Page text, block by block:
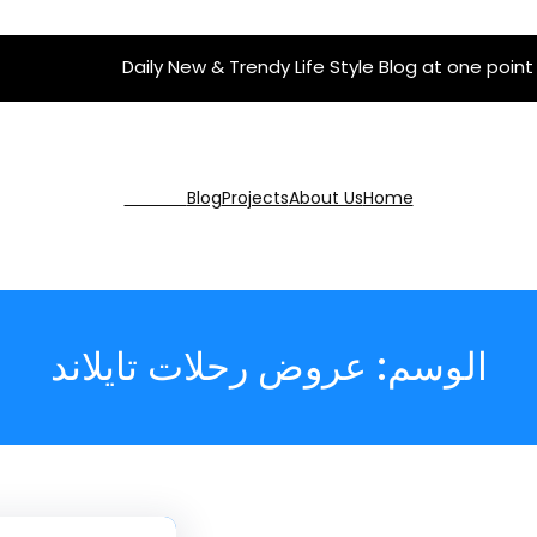
Daily New & Trendy Life Style Blog at one point
Home
About Us
Projects
Blog
الوسم: عروض رحلات تايلاند